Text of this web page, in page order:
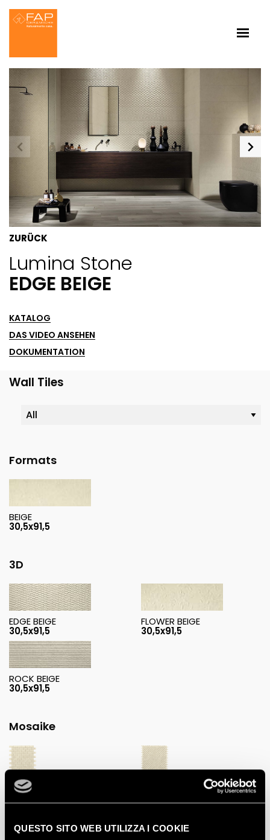
QUESTO SITO WEB UTILIZZA I COOKIE
ZURÜCK
Lumina Stone
EDGE BEIGE
KATALOG
DAS VIDEO ANSEHEN
DOKUMENTATION
Wall Tiles
Formats
BEIGE
30,5x91,5
3D
EDGE BEIGE
30,5x91,5
FLOWER BEIGE
30,5x91,5
ROCK BEIGE
30,5x91,5
Mosaike
BEIGE BRICK
MACROMOSAICO
ANTICATO
BEIGE BRICK MOSAICO
30,5x30,5